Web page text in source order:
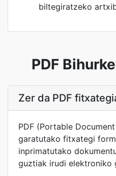
biltegiratzeko
PDF
Zer da PDF
PDF (Portable
garatutako fitxategi
inprimatutako
guztiak irudi elektroniko